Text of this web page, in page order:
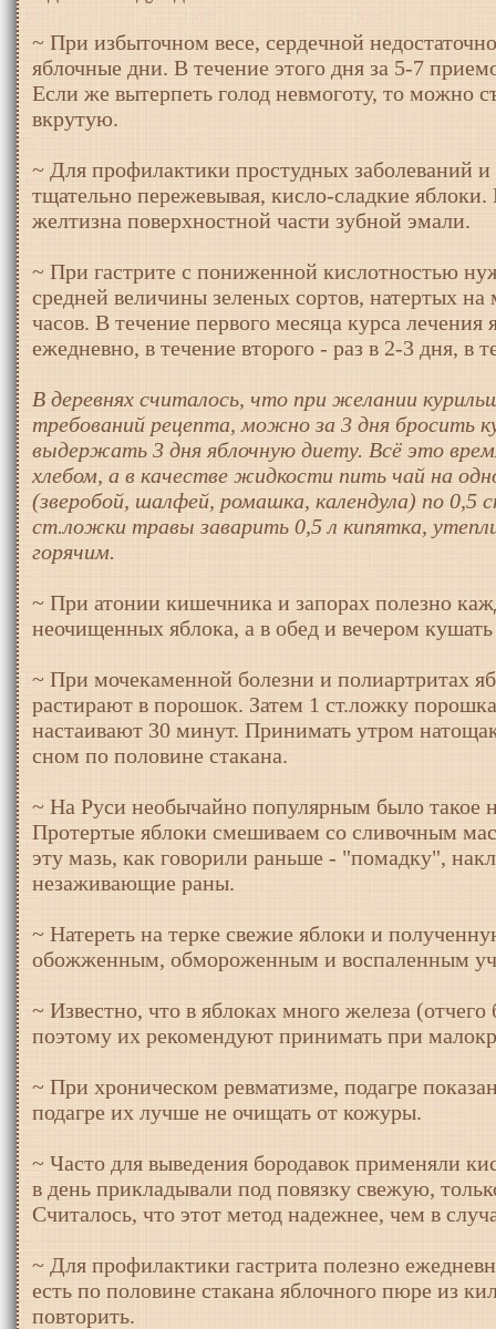
~ При избыточном весе, сердечной
яблочные дни. В течение этого дня за 5-7
Если же вытерпеть голод невмоготу, то можно
вкрутую.
~ Для профилактики простудных заболеваний и
тщательно пережевывая, кисло-сладкие
желтизна поверхностной части зубной эмали.
~ При гастрите с пониженной кислотностью
средней величины зеленых сортов, натертых
часов. В течение первого месяца курса
ежедневно, в течение второго - раз в 2-3 дня, в
В деревнях считалось, что при желании
требований рецепта, можно за 3 дня бросить
выдержать 3 дня яблочную диету. Всё это
хлебом, а в качестве жидкости пить чай на
(зверобой, шалфей, ромашка, календула) по 0,5
ст.ложки травы заварить 0,5 л кипятка,
горячим.
~ При атонии кишечника и запорах полезно
неочищенных яблока, а в обед и вечером
~ При мочекаменной болезни и полиартритах
растирают в порошок. Затем 1 ст.ложку
настаивают 30 минут. Принимать утром
сном по половине стакана.
~ На Руси необычайно популярным было такое
Протертые яблоки смешиваем со сливочным
эту мазь, как говорили раньше - "помадку",
незаживающие раны.
~ Натереть на терке свежие яблоки и
обожженным, обмороженным и воспаленным
~ Известно, что в яблоках много железа
поэтому их рекомендуют принимать при
~ При хроническом ревматизме, подагре
подагре их лучше не очищать от кожуры.
~ Часто для выведения бородавок применяли
в день прикладывали под повязку свежую,
Считалось, что этот метод надежнее, чем в
~ Для профилактики гастрита полезно
есть по половине стакана яблочного пюре из
повторить.